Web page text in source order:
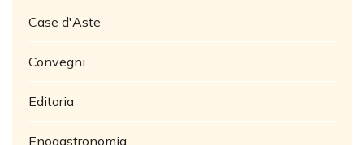
Case d'Aste
Convegni
Editoria
Enogastronomia